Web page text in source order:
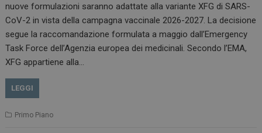
nuove formulazioni saranno adattate alla variante XFG di SARS-
CoV-2 in vista della campagna vaccinale 2026-2027. La decisione
segue la raccomandazione formulata a maggio dall’Emergency
Task Force dell’Agenzia europea dei medicinali. Secondo l’EMA,
XFG appartiene alla…
LEGGI
Primo Piano
ARRAffinity
Microsoft Corporation
.www.dailyhealthindustry.it
Sessione